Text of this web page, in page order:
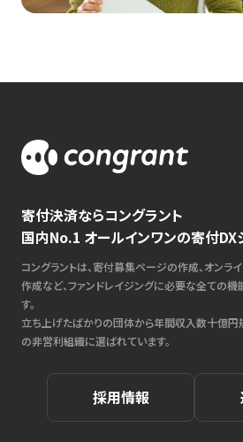
寄付決済ならコングラント
国内No.1 オールインワンの寄付DX
コングラントは、寄付募集ページの作成、オンラ
作成など、ファンドレイジングに必要な全ての
す。
立ち上げたばかりの団体から年間収入数十億円
の非営利組織に選ばれています。
採用情報